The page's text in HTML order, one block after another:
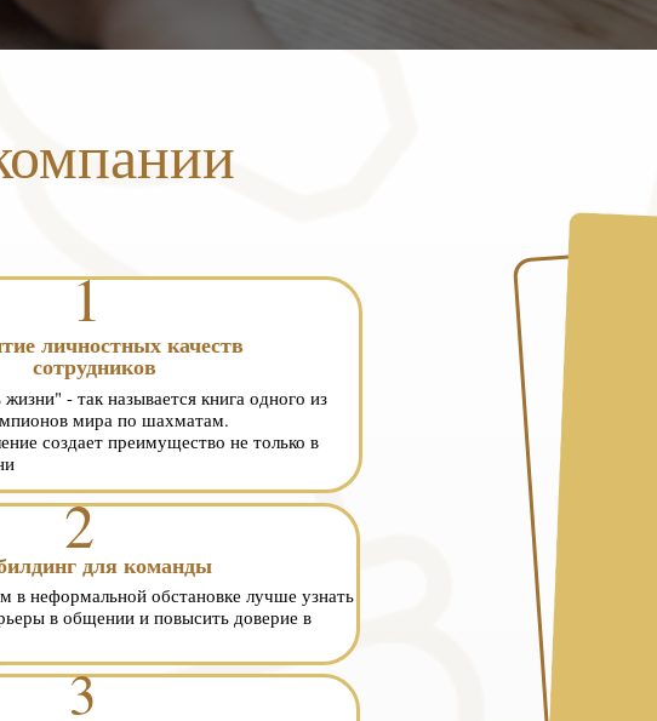
1
личностных качеств
сотрудников
- так называется книга одного из
мира по шахматам.
создает преимущество не только в
2для команды
в неформальной обстановке лучше узнать
в общении и повысить доверие в
3